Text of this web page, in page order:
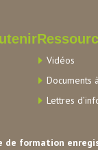
Vidéos
Documents
Lettres
de formation